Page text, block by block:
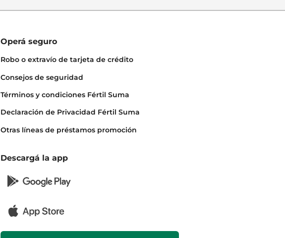
Operá seguro
Robo o extravío de tarjeta de crédito
Consejos de seguridad
Términos y condiciones Fértil Suma
Declaración de Privacidad Fértil Suma
Otras líneas de préstamos promoción
Descargá la app